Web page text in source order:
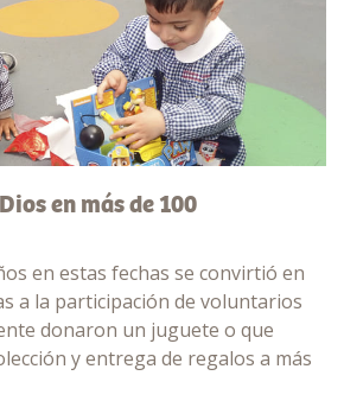
en más de 100
en estas fechas se convirtió en
a la participación de voluntarios
donaron un juguete o que
y entrega de regalos a más